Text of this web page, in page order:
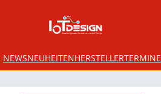
NEWSNEUHEITENHERSTELLERTERMINE